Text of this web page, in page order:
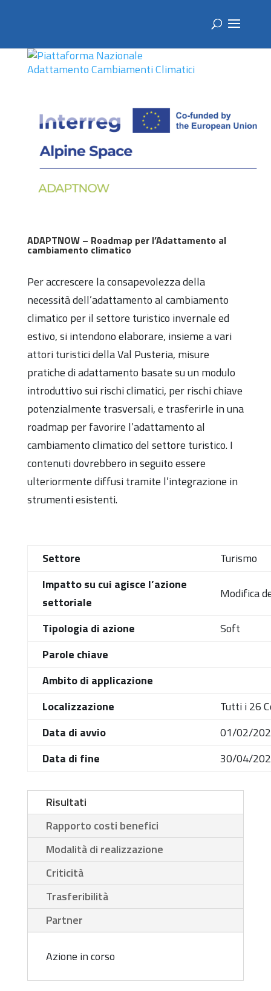
ADAPTNOW – Roadmap per l’Adattamento al
cambiamento climatico
Per accrescere la consapevolezza della
necessità dell’adattamento al cambiamento
climatico per il settore turistico invernale ed
estivo, si intendono elaborare, insieme a vari
attori turistici della Val Pusteria, misure
pratiche di adattamento basate su un modulo
introduttivo sui rischi climatici, per rischi chiave
potenzialmente trasversali, e trasferirle in una
roadmap per favorire l’adattamento al
cambiamento climatico del settore turistico. I
contenuti dovrebbero in seguito essere
ulteriormente diffusi tramite l’integrazione in
strumenti esistenti.
Settore
Turismo
Impatto su cui agisce l’azione
settoriale
Modifica
Tipologia di azione
Soft
Parole chiave
Ambito di applicazione
Localizzazione
Tutti i 26
Data di avvio
01/02/
Data di fine
30/04/
Risultati
Rapporto costi benefici
Modalità di realizzazione
Criticità
Trasferibilità
Partner
Azione in corso